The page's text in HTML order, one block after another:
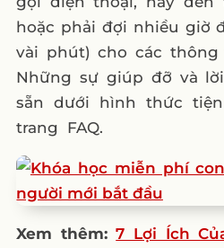
trong SEO?
5. Có những yếu tố
thiện trang FAQ?
hoặc phải đợi nhiều giờ
vài phút) cho các
Những sự giúp đỡ và
sẵn dưới hình thức
trang FAQ.
Xem thêm:7 Lợi Ích